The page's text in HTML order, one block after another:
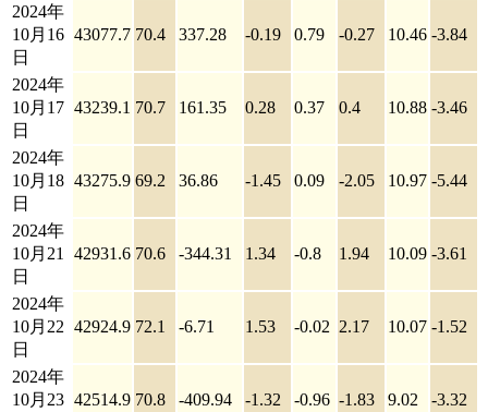
2024年
10月16
日
43077.7 70.4 337.28 -0.19 0.79 -0.27 10.46 -3.84
2024年
10月17
日
43239.1 70.7 161.35 0.28 0.37 0.4 10.88 -3.46
2024年
10月18
日
43275.9 69.2 36.86 -1.45 0.09 -2.05 10.97 -5.44
2024年
10月21
日
42931.6 70.6 -344.31 1.34 -0.8 1.94 10.09 -3.61
2024年
10月22
日
42924.9 72.1 -6.71 1.53 -0.02 2.17 10.07 -1.52
2024年
10月23 42514.9 70.8 -409.94 -1.32 -0.96 -1.83 9.02 -3.32